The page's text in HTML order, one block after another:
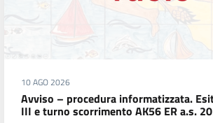
10 AGO 2026
Avviso – procedura informatizzata.
III e turno scorrimento AK56 ER a.s.